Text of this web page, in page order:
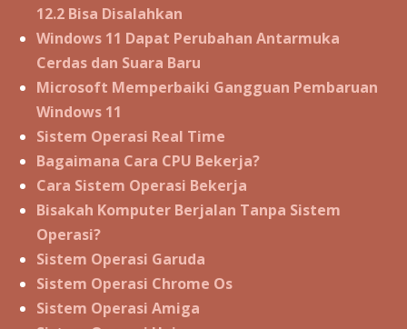
12.2 Bisa Disalahkan
Windows 11 Dapat Perubahan Antarmuka
Cerdas dan Suara Baru
Microsoft Memperbaiki Gangguan Pembaruan
Windows 11
Sistem Operasi Real Time
Bagaimana Cara CPU Bekerja?
Cara Sistem Operasi Bekerja
Bisakah Komputer Berjalan Tanpa Sistem
Operasi?
Sistem Operasi Garuda
Sistem Operasi Chrome Os
Sistem Operasi Amiga